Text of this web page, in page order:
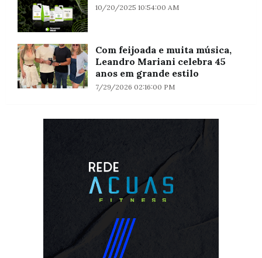
10/20/2025 10:54:00 AM
Com feijoada e muita música,
Leandro Mariani celebra 45
anos em grande estilo
7/29/2026 02:16:00 PM